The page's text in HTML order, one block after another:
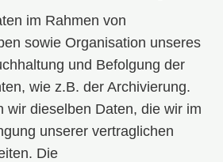
im Rahmen von
sowie Organisation unseres
und Befolgung der
wie z.B. der Archivierung.
wir dieselben Daten, die wir im
unserer vertraglichen
Die